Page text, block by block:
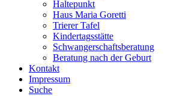
Haltepunkt
Haus Maria Goretti
Trierer Tafel
Kindertagsstätte
Schwangerschaftsberatung
Beratung nach der Geburt
Kontakt
Impressum
Suche